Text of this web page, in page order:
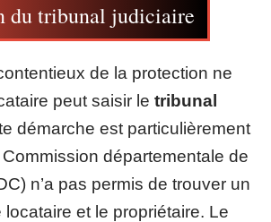
du tribunal judiciaire
de la protection ne
peut saisir le tribunal
démarche est particulièrement
départementale de
n’a pas permis de trouver un
et le propriétaire. Le